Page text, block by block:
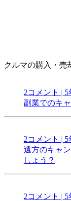
クルマの購入・売
2コメント | 5
副業でのキ
2コメント | 5
遠方のキャ
しょう？
2コメント | 5